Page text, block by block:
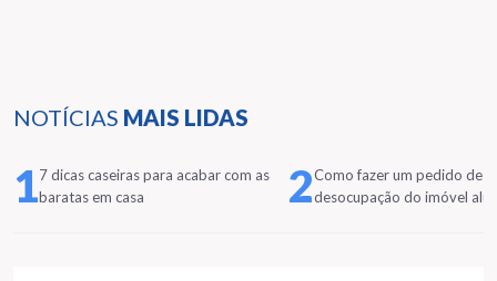
NOTÍCIAS MAIS LIDAS
17 dicas caseiras para acabar com as
baratas em casa
2Como fazer um pedido de
desocupação do imóvel